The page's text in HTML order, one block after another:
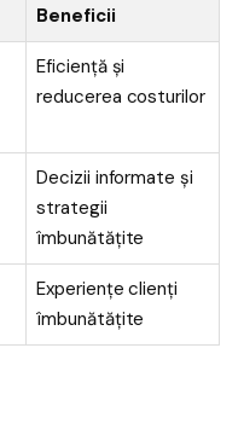
Beneficii
Eficiență și
reducerea costurilor
Decizii informate și
strategii
îmbunătățite
Experiențe clienți
îmbunătățite